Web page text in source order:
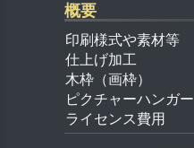
概要
印刷様式や素材等
仕上げ加工
木枠（画枠）
ピクチャーハンガー
ライセンス費用